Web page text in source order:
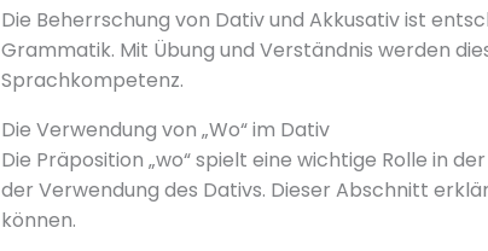
Die Beherrschung von Dativ und Akkusativ ist
Grammatik. Mit Übung und Verständnis werden
Sprachkompetenz.
Die Verwendung von „Wo“ im Dativ
Die Präposition „wo“ spielt eine wichtige Rolle in
der Verwendung des Dativs. Dieser Abschnitt
können.